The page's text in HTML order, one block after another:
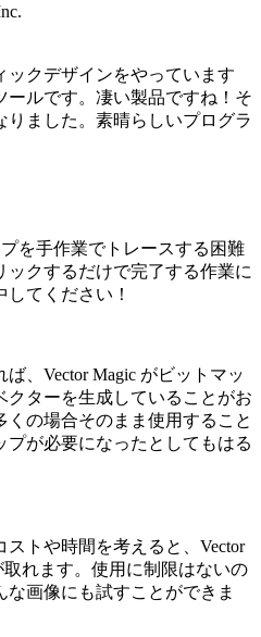
クデザインをやっています
ールです。凄い製品ですね！そ
ました。素晴らしいプログラ
を手作業でトレースする困難
クするだけで完了する作業に
てください！
ば、Vector Magic がビットマッ
クターを生成していることがお
の場合そのまま使用すること
が必要になったとしてもはる
トや時間を考えると、Vector
れます。使用に制限はないの
画像にも試すことができま